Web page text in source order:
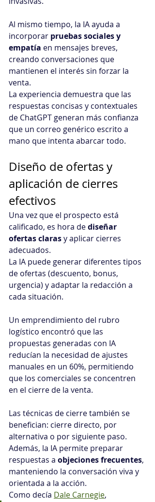
Al mismo tiempo, la IA ayuda a
incorporar pruebas sociales y
empatía en mensajes breves,
creando conversaciones que
mantienen el interés sin forzar la
venta.
La experiencia demuestra que las
respuestas concisas y contextuales
de ChatGPT generan más confianza
que un correo genérico escrito a
mano que intenta abarcar todo.
Diseño de ofertas y
aplicación de cierres
efectivos
Una vez que el prospecto está
calificado, es hora de diseñar
ofertas claras y aplicar cierres
adecuados.
La IA puede generar diferentes tipos
de ofertas (descuento, bonus,
urgencia) y adaptar la redacción a
cada situación.
Un emprendimiento del rubro
logístico encontró que las
propuestas generadas con IA
reducían la necesidad de ajustes
manuales en un 60%, permitiendo
que los comerciales se concentren
en el cierre de la venta.
Las técnicas de cierre también se
benefician: cierre directo, por
alternativa o por siguiente paso.
Además, la IA permite preparar
respuestas a objeciones frecuentes,
manteniendo la conversación viva y
orientada a la acción.
Como decía Dale Carnegie,